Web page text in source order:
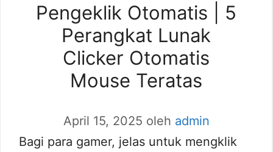
Pengeklik Otomatis | 5
Perangkat Lunak
Clicker Otomatis
Mouse Teratas
April 15, 2025 oleh admin
Bagi para gamer, jelas untuk mengklik